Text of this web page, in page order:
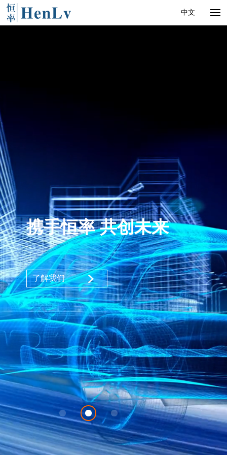
中文
关于我们
联系我们
全球招商
功能模块
人才招聘
了解我们
携手恒率 共创未来
了解我们
了解我们